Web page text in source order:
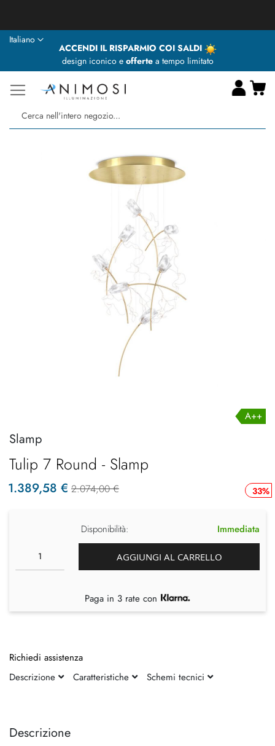
ACCENDI IL RISPARMIO COI SALDI
design iconico e offertea tempo limitato
Lingua
Italiano
fine
della
Descrizione
A++
Slamp
Tulip 7 Round - Slamp
33%
1.389,58 € 2.074,00 €
Disponibilità: Immediata
AGGIUNGI AL CARRELLO
Paga in 3 rate con
Richiedi assistenza
Descrizione
Caratteristiche Schemi tecnici